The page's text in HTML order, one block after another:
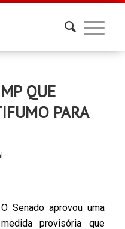
QUE
PARA
O Senado aprovou uma
medida provisória que